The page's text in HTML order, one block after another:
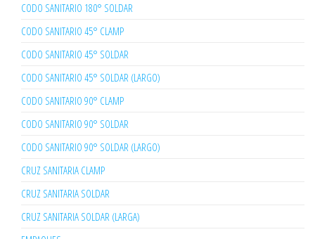
CODO SANITARIO 180° SOLDAR
CODO SANITARIO 45° CLAMP
CODO SANITARIO 45° SOLDAR
CODO SANITARIO 45° SOLDAR (LARGO)
CODO SANITARIO 90° CLAMP
CODO SANITARIO 90° SOLDAR
CODO SANITARIO 90° SOLDAR (LARGO)
CRUZ SANITARIA CLAMP
CRUZ SANITARIA SOLDAR
CRUZ SANITARIA SOLDAR (LARGA)